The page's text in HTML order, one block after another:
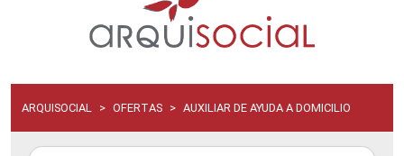
ARQUISOCIAL OFERTAS AUXILIAR DE AYUDA A DOMICILIO